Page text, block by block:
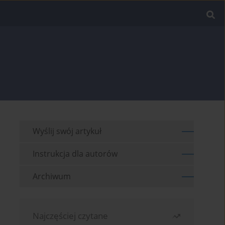
Wyślij swój artykuł
Instrukcja dla autorów
Archiwum
Najczęściej czytane